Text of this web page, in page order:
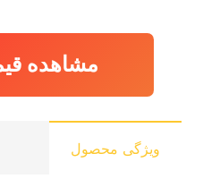
مشاهده
ویژگی محصول